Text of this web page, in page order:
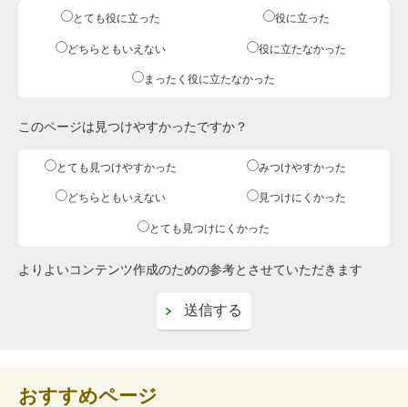
とても役に立った 役に立った
どちらともいえない 役に立たなかった
まったく役に立たなかった
このページは見つけやすかったですか？
とても見つけやすかった みつけやすかった
どちらともいえない 見つけにくかった
とても見つけにくかった
よりよいコンテンツ作成のための参考とさせていただきます
おすすめページ